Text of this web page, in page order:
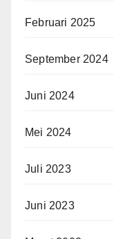
Februari 2025
September 2024
Juni 2024
Mei 2024
Juli 2023
Juni 2023